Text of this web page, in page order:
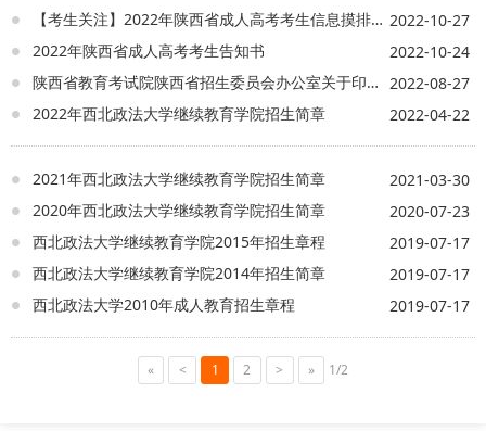
【考生关注】2022年陕西省成人高考考生信息摸排公告 2022-10-27
2022年陕西省成人高考考生告知书
2022-10-24
陕西省教育考试院陕西省招生委员会办公室关于印发《2022年陕西省成人高校招生工作实施办法》的通知 2022-08-27
2022年西北政法大学继续教育学院招生简章
2022-04-22
2021年西北政法大学继续教育学院招生简章
2021-03-30
2020年西北政法大学继续教育学院招生简章
2020-07-23
西北政法大学继续教育学院2015年招生章程
2019-07-17
西北政法大学继续教育学院2014年招生简章
2019-07-17
西北政法大学2010年成人教育招生章程
2019-07-17
« < 1 2 > » 1/2